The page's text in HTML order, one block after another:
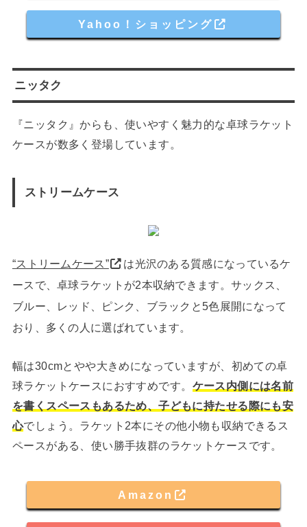
Yahoo！ショッピング
ニッタク
『ニッタク』からも、使いやすく魅力的な卓球ラケット
ケースが数多く登場しています。
ストリームケース
“ストリームケース”
は光沢のある質感になっているケ
ースで、卓球ラケットが2本収納できます。サックス、
ブルー、レッド、ピンク、ブラックと5色展開になって
おり、多くの人に選ばれています。
幅は30cmとやや大きめになっていますが、初めての卓
球ラケットケースにおすすめです。 ケース内側には名前
を書くスペースもあるため、子どもに持たせる際にも安
心でしょう。ラケット2本にその他小物も収納できるス
ペースがある、使い勝手抜群のラケットケースです。
Amazon